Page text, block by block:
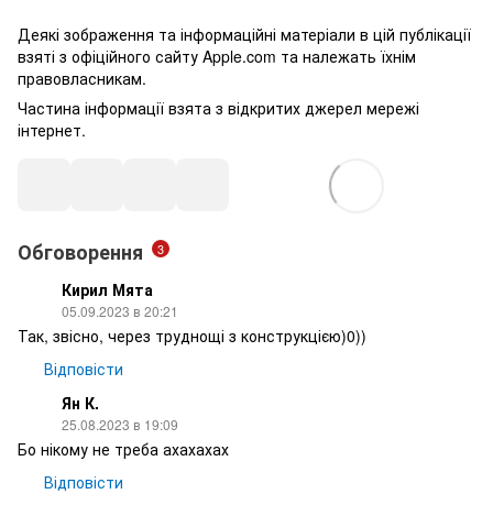
Деякі зображення та інформаційні матеріали в цій публікації
взяті з офіційного сайту Apple.com та належать їхнім
правовласникам.
Частина інформації взята з відкритих джерел мережі
інтернет.
Обговорення 3
Кирил Мята
05.09.2023 в 20:21
Так, звісно, через труднощі з конструкцією)0))
Відповісти
Ян К.
25.08.2023 в 19:09
Бо нікому не треба ахахахах
Відповісти